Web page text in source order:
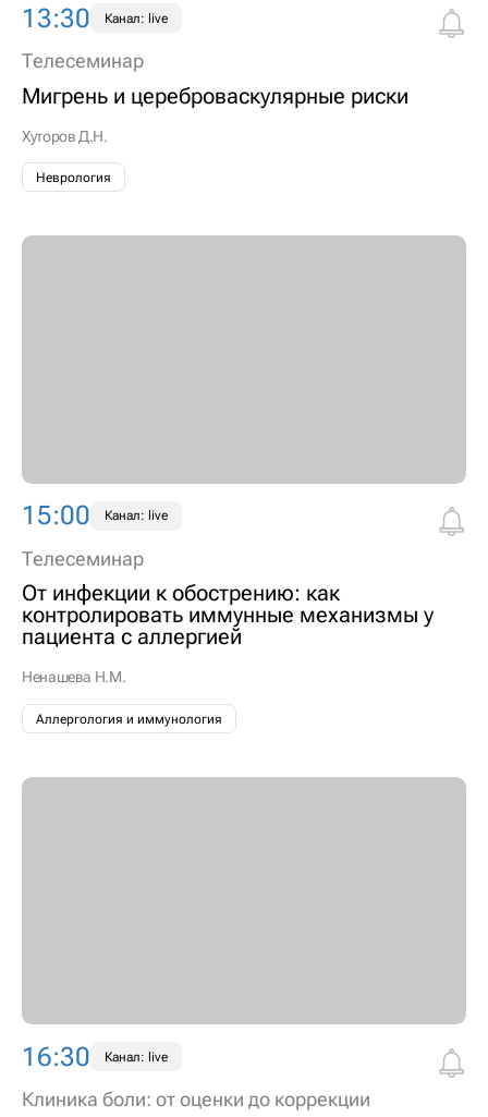
13:30 Канал: live
Телесеминар
Мигрень и цереброваскулярные риски
Хуторов Д.Н.
Неврология
15:00 Канал: live
Телесеминар
От инфекции к обострению: как
контролировать иммунные механизмы у
пациента с аллергией
Ненашева Н.М.
Аллергология и иммунология
16:30 Канал: live
Клиника боли: от оценки до коррекции